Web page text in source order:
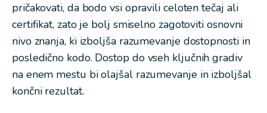
pričakovati, da bodo vsi opravili celoten tečaj ali
certifikat, zato je bolj smiselno zagotoviti osnovni
nivo znanja, ki izboljša razumevanje dostopnosti in
posledično kodo. Dostop do vseh ključnih gradiv
na enem mestu bi olajšal razumevanje in izboljšal
končni rezultat.